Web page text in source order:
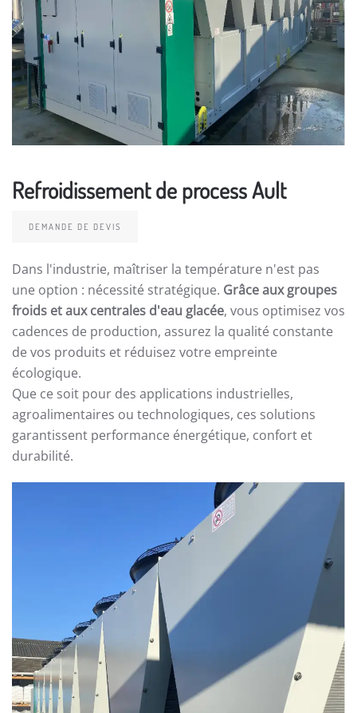
Refroidissement de process Ault
DEMANDE DE DEVIS
Dans l'industrie, maîtriser la température n'est pas
une option : nécessité stratégique. Grâce aux groupes
froids et aux centrales d'eau glacée, vous optimisez vos
cadences de production, assurez la qualité constante
de vos produits et réduisez votre empreinte
écologique.
Que ce soit pour des applications industrielles,
agroalimentaires ou technologiques, ces solutions
garantissent performance énergétique, confort et
durabilité.